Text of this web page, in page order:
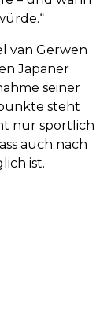
van Gerwen
Japaner
seiner
steht
nur sportlich
auch nach
ist.